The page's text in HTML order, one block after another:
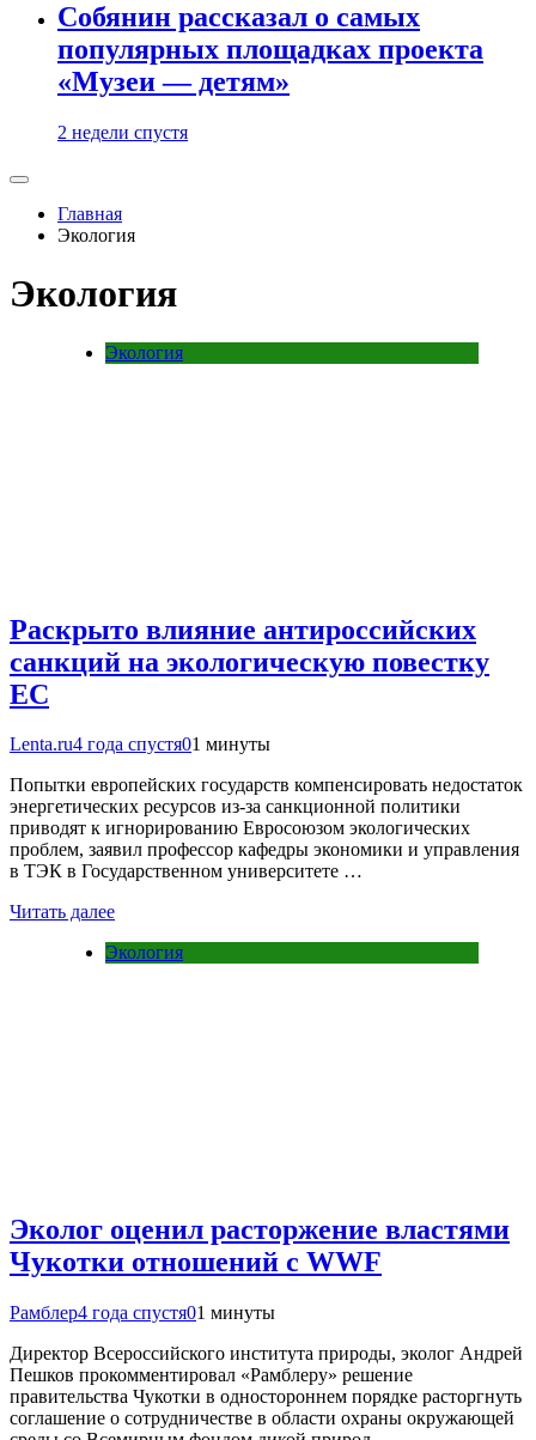
Собянин рассказал о самых
популярных площадках проекта
«Музеи — детям»
2 недели спустя
Главная
Экология
Экология
Экология
Раскрыто влияние антироссийских
санкций на экологическую повестку
ЕС
Lenta.ru4 года спустя01 минуты
Попытки европейских государств компенсировать недостаток
энергетических ресурсов из-за санкционной политики
приводят к игнорированию Евросоюзом экологических
проблем, заявил профессор кафедры экономики и управления
в ТЭК в Государственном университете …
Читать далее
Экология
Эколог оценил расторжение властями
Чукотки отношений с WWF
Рамблер4 года спустя01 минуты
Директор Всероссийского института природы, эколог Андрей
Пешков прокомментировал «Рамблеру» решение
правительства Чукотки в одностороннем порядке расторгнуть
соглашение о сотрудничестве в области охраны окружающей